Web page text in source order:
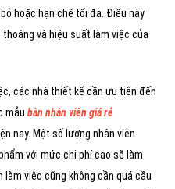
hoặc hạn chế tối đa. Điều này
và hiệu suất làm việc của
các nhà thiết kế cần ưu tiên đến
mẫu bàn nhân viên giá rẻ
nay. Một số lượng nhân viên
với mức chi phí cao sẽ làm
việc cũng không cần quá cầu